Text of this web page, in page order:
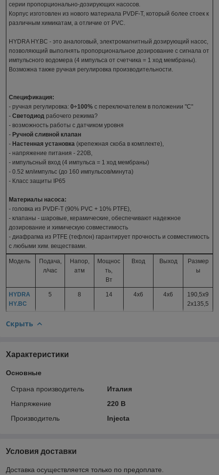
серии пропорционально-дозирующих насосов.
Корпус изготовлен из нового материала PVDF-T, который более стоек к
различным химикатам, а отличие от PVC.
HYDRA HY.BC - это аналоговый, электромагнитный дозирующий насос,
позволяющий выполнять пропорциональное дозирование с сигнала от
импульсного водомера (4 импульса от счетчика = 1 ход мембраны).
Возможна также ручная регулировка производительности.
Спецификация:
- ручная регулировка: 0÷100% с переключателем в положении "С"
- Светодиод рабочего режима?
- возможность работы с датчиком уровня
- Ручной сливной клапан
- Настенная установка (крепежная скоба в комплекте),
- напряжение питания - 220В,
- импульсный вход (4 импульса = 1 ход мембраны)
- 0.52 мл/импульс (до 160 импульсов/минута)
- Класс защиты IP65
Материалы насоса:
- головка из PVDF-T (90% PVC + 10% PTFE),
- клапаны - шаровые, керамические, обеспечивают надежное
дозирование и химическую совместимость
- диафрагма из PTFE (тефлон) гарантирует прочность и совместимость
с любыми хим. веществами.
Модель
Подача,
л/час
Напор,
атм
Мощнос
ть,
Вт
Вход Выход
Размер
ы
HYDRA
HY.BC
5 8 14 4х6 4х6
190,5x9
2x135,5
Скрыть
Характеристики
Основные
Страна производитель
Италия
Напряжение
220 В
Производитель
Injecta
Условия доставки
Доставка осуществляется только по предоплате.